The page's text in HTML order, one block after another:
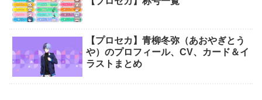
【プロセカ】青柳冬弥（あおやぎとう
や）のプロフィール、CV、カード＆イ
ラストまとめ